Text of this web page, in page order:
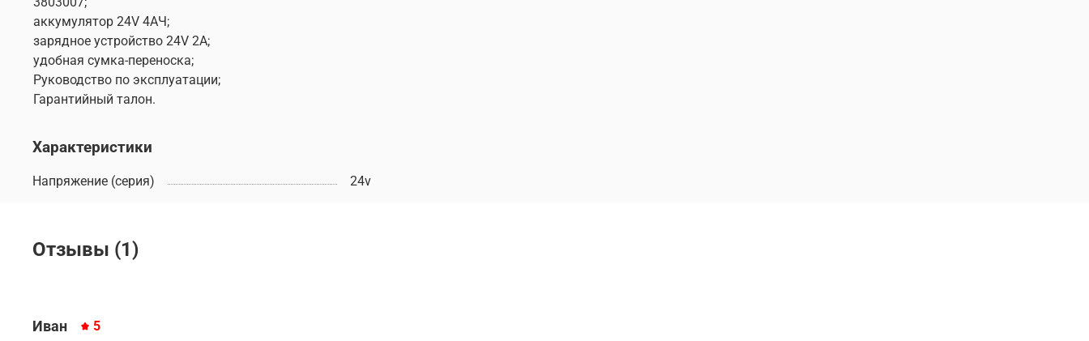
аккумулятор 24V 4АЧ;
зарядное устройство 24V 2А;
удобная сумка-переноска;
Руководство по эксплуатации;
Гарантийный талон.
Характеристики
Напряжение (серия) 24v
Отзывы (1)
Иван 5